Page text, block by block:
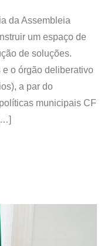
da Assembleia
um espaço de
de soluções.
o órgão deliberativo
a par do
municipais CF